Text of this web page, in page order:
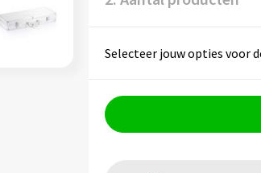
Selecteer jouw opties voor